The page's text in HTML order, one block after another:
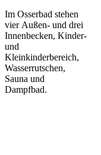
Im Osserbad stehen
vier Außen- und drei
Innenbecken, Kinder-
und
Kleinkinderbereich,
Wasserrutschen,
Sauna und
Dampfbad.